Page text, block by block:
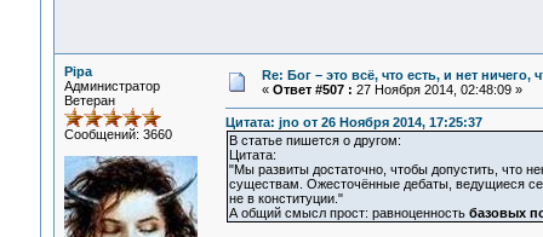
Pipa
Администратор
Ветеран
Сообщений: 3660
Re: Бог – это всё, что есть, и нет
« Ответ #507 : 27 Ноября 2014, 02:48:09 »
Цитата: jno от 26 Ноября 2014, 17:25:37
В статье пишется о другом:
Цитата:
"Мы развиты достаточно, чтобы допустить, что
существам. Ожесточённые дебаты, ведущиеся
не в конституции."
А общий смысл прост: равноценность базовых